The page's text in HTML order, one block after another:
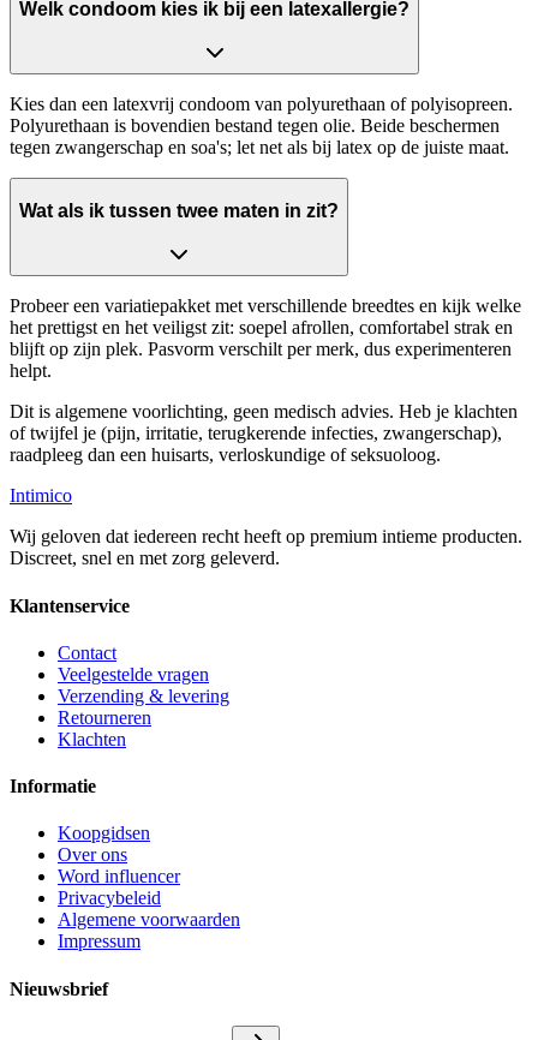
Welk condoom kies ik bij een latexallergie?
Kies dan een latexvrij condoom van polyurethaan of polyisopreen.
Polyurethaan is bovendien bestand tegen olie. Beide beschermen
tegen zwangerschap en soa's; let net als bij latex op de juiste maat.
Wat als ik tussen twee maten in zit?
Probeer een variatiepakket met verschillende breedtes en kijk welke
het prettigst en het veiligst zit: soepel afrollen, comfortabel strak en
blijft op zijn plek. Pasvorm verschilt per merk, dus experimenteren
helpt.
Dit is algemene voorlichting, geen medisch advies. Heb je klachten
of twijfel je (pijn, irritatie, terugkerende infecties, zwangerschap),
raadpleeg dan een huisarts, verloskundige of seksuoloog.
Intimico
Wij geloven dat iedereen recht heeft op premium intieme producten.
Discreet, snel en met zorg geleverd.
Klantenservice
Contact
Veelgestelde vragen
Verzending & levering
Retourneren
Klachten
Informatie
Koopgidsen
Over ons
Word influencer
Privacybeleid
Algemene voorwaarden
Impressum
Nieuwsbrief